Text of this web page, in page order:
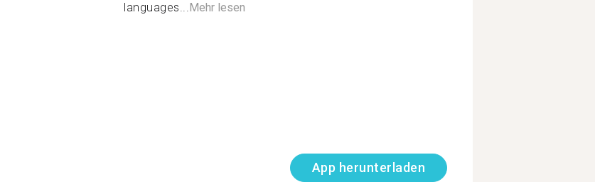
languages...Mehr lesen
App herunterladen